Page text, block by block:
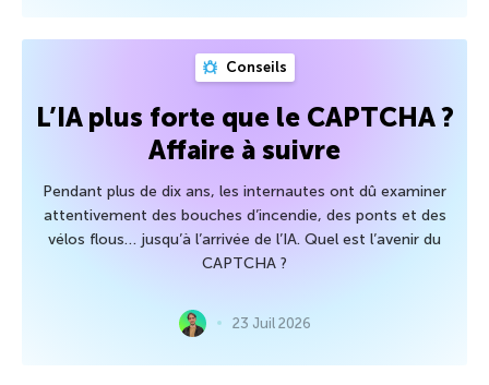
Conseils
L’IA plus forte que le CAPTCHA ?
Affaire à suivre
Pendant plus de dix ans, les internautes ont dû examiner
attentivement des bouches d’incendie, des ponts et des
vélos flous… jusqu’à l’arrivée de l’IA. Quel est l’avenir du
CAPTCHA ?
23 Juil 2026